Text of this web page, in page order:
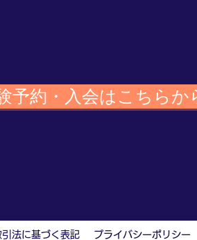
予約・入会はこちらか
法に基づく表記 プライバシーポリシー